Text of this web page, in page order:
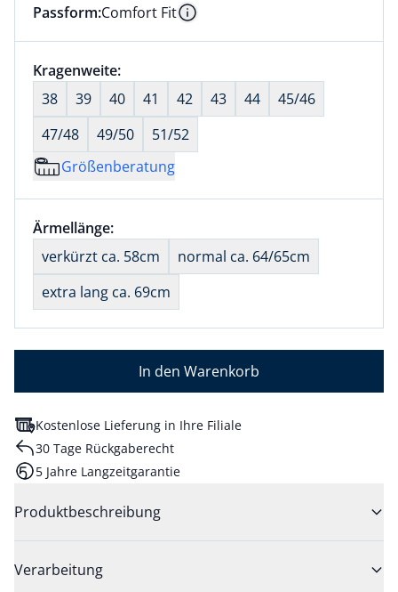
Dieser Artikel hat die Passform Comfort Fit. für
Passform:Comfort Fit Information
Größenauswahl:
Kragenweite:nichts ausgewählt
38
39 40 41 42 43 44
45/46
47/48
49/50
51/52
Größenberatung
Größenauswahl:
Ärmellänge:nichts ausgewählt
verkürzt ca. 58cm
normal ca. 64/65cm
extra lang ca. 69cm
In den Warenkorb
Kostenlose Lieferung in Ihre Filiale
30 Tage Rückgaberecht
5 Jahre Langzeitgarantie
Produktbeschreibung
Verarbeitung